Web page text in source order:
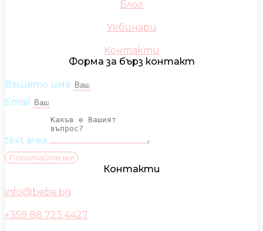
Блог
Уебинари
Контакти
Форма за бърз контакт
Вашето име
Email
text area
Попитайте ни!
Контакти
info@bebe.bg
+359 88 723 4427